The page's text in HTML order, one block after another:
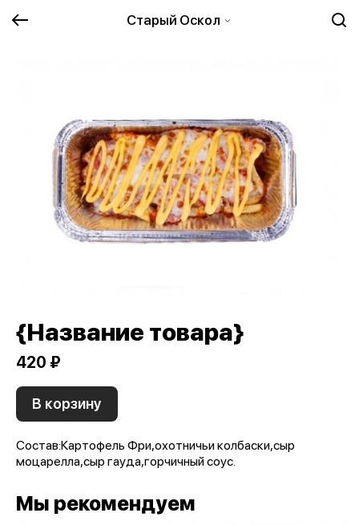
Старый Оскол
{Название товара}
420 ₽
В корзину
Состав:Картофель Фри,охотничьи колбаски,сыр
моцарелла,сыр гауда,горчичный соус.
Мы рекомендуем